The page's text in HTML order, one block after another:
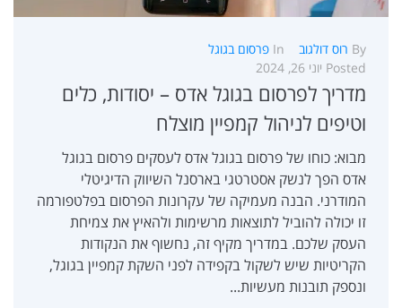
By רוס דולגוב In פרסום בגוגל
Posted יוני 26, 2024
מדריך לפרסום בגוגל אדס – יסודות, כלים
וטיפים לניהול קמפיין מוצלח
מבוא: כוחו של פרסום בגוגל אדס לעסקים פרסום בגוגל
אדס הפך לנשק אסטרטגי בארסנל השיווק הדיגיטלי
המודרני. הבנה מעמיקה של עקרונות הפרסום בפלטפורמה
זו יכולה להוביל לתוצאות מרשימות ולהאיץ את צמיחת
העסק שלכם. במדריך מקיף זה, נחשוף את הנקודות
הקריטיות שיש לשקול בקפידה לפני השקת קמפיין בגוגל,
ונספק תובנות מעשיות...